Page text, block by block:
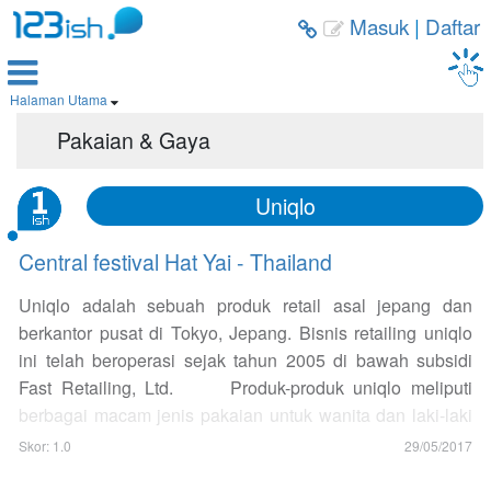
  Masuk| Daftar

Halaman Utama 
Pakaian & Gaya
Uniqlo
Central festival Hat Yai - Thailand
Uniqlo adalah sebuah produk retail asal jepang dan
berkantor pusat di Tokyo, Jepang. Bisnis retailing uniqlo
ini telah beroperasi sejak tahun 2005 di bawah subsidi
Fast Retailing, Ltd. Produk-produk uniqlo meliputi
berbagai macam jenis pakaian untuk wanita dan laki-laki
yang bertemakan "
". Serta beberapa baju bayi
Skor: 1.0 29/05/2017